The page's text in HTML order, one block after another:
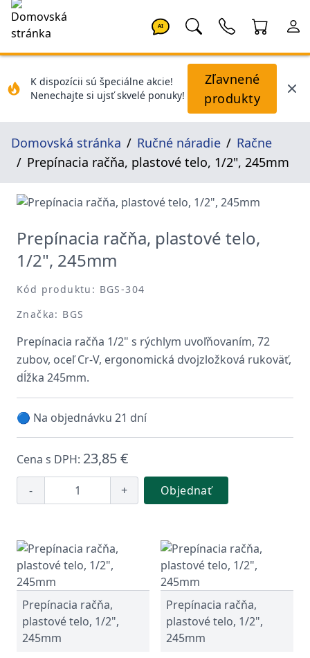
AI
K dispozícii sú špeciálne akcie!
Nenechajte si ujsť skvelé ponuky!
Zľavnené
produkty
Domovská stránka Ručné náradie
Račne
Prepínacia račňa, plastové telo, 1/2", 245mm
Prepínacia račňa, plastové telo,
1/2", 245mm
Kód produktu: BGS-304
Značka: BGS
Prepínacia račňa 1/2" s rýchlym uvoľňovaním, 72
zubov, oceľ Cr-V, ergonomická dvojzložková rukoväť,
dĺžka 245mm.
🔵 Na objednávku 21 dní
Cena s DPH: 23,85 €
- + Objednať
Prepínacia račňa,
plastové telo, 1/2",
245mm
Prepínacia račňa,
plastové telo, 1/2",
245mm